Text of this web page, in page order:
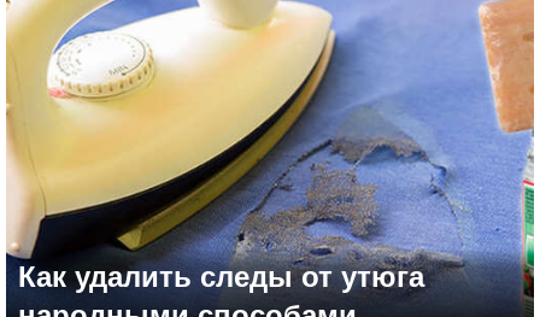
Как удалить следы от утюга